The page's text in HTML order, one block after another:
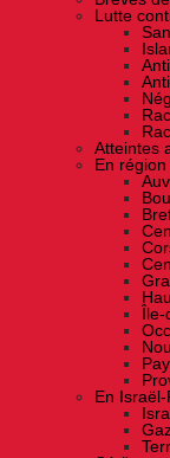
Lutte
Atteintes
En région
Île-
En